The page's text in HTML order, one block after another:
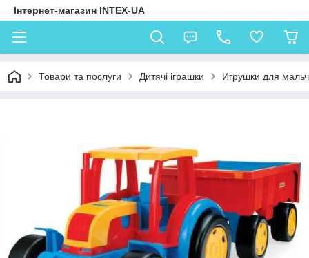
Інтернет-магазин INTEX-UA
Товари та послуги Дитячі іграшки Игрушки для